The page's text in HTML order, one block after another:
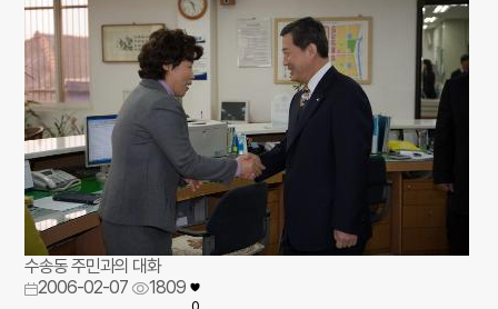
수송동 주민과의 대화
2006-02-07
1809